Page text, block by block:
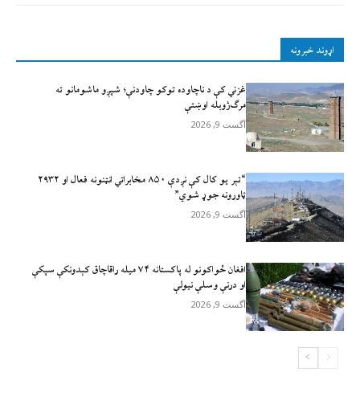
اړوند خبرونه
غزني کې د ناچاوده توکو چاودنې؛ شپږو ماشومانو ته
مرګ‌ژوبله اوښتې
آگست 9, 2026
“تېر يو کال کې نږدې ۸۵۰ مخابراتي انټنونه فعال او ۲۹۳۲
ټاورونه جوړ شوي”
آگست 9, 2026
افغان ځواکونو له پاکستانه ۷۴ میله راقاچاق کېدونکې سپکې
او درنې وسلې نیولې
آگست 9, 2026